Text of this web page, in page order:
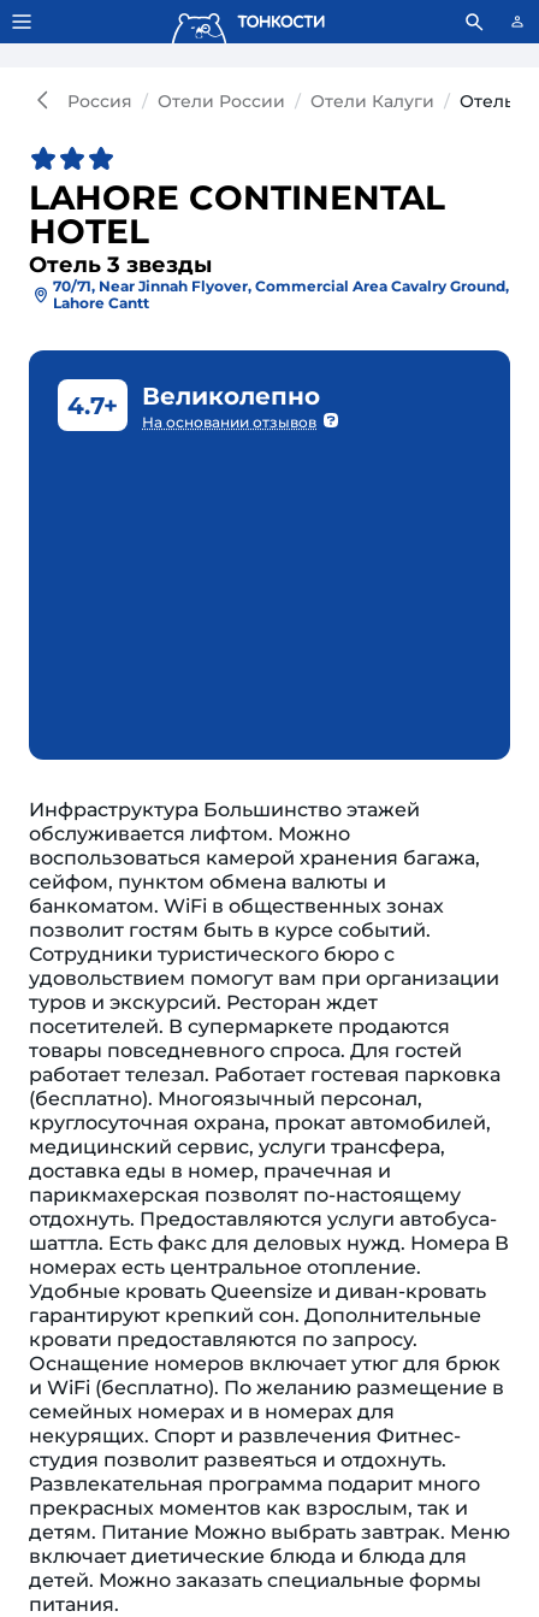
Тонкости используют сookie-файлы. Что это значит?
Россия Отели России Отели Калуги Отель
LAHORE CONTINENTAL
HOTEL
Отель 3 звезды
70/71, Near Jinnah Flyover, Commercial Area Cavalry Ground,
Lahore Cantt
4.7+ Великолепно
На основании отзывов
Инфраструктура Большинство этажей
обслуживается лифтом. Можно
воспользоваться камерой хранения багажа,
сейфом, пунктом обмена валюты и
банкоматом. WiFi в общественных зонах
позволит гостям быть в курсе событий.
Сотрудники туристического бюро с
удовольствием помогут вам при организации
туров и экскурсий. Ресторан ждет
посетителей. В супермаркете продаются
товары повседневного спроса. Для гостей
работает телезал. Работает гостевая парковка
(бесплатно). Многоязычный персонал,
круглосуточная охрана, прокат автомобилей,
медицинский сервис, услуги трансфера,
доставка еды в номер, прачечная и
парикмахерская позволят по-настоящему
отдохнуть. Предоставляются услуги автобуса-
шаттла. Есть факс для деловых нужд. Номера В
номерах есть центральное отопление.
Удобные кровать Queensize и диван-кровать
гарантируют крепкий сон. Дополнительные
кровати предоставляются по запросу.
Оснащение номеров включает утюг для брюк
и WiFi (бесплатно). По желанию размещение в
семейных номерах и в номерах для
некурящих. Спорт и развлечения Фитнес-
студия позволит развеяться и отдохнуть.
Развлекательная программа подарит много
прекрасных моментов как взрослым, так и
детям. Питание Можно выбрать завтрак. Меню
включает диетические блюда и блюда для
детей. Можно заказать специальные формы
питания.